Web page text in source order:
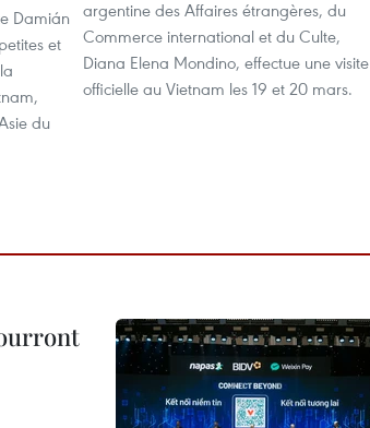
Damián
et
du
argentine des Affaires étrangères, du
Commerce international et du Culte,
Diana Elena Mondino, effectue une visite
officielle au Vietnam les 19 et 20 mars.